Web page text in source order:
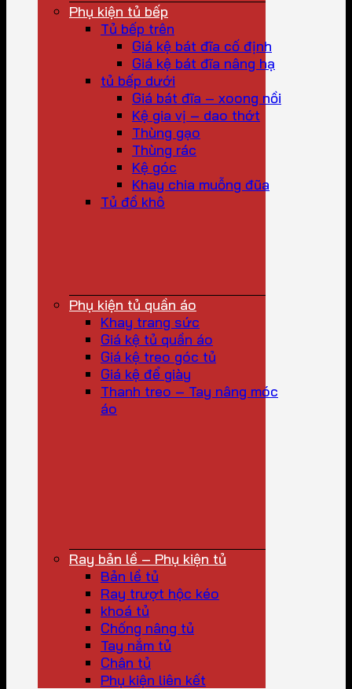
Phụ kiện tủ bếp
Tủ bếp trên
Giá kệ bát đĩa cố định
Giá kệ bát đĩa nâng hạ
tủ bếp dưới
Giá bát đĩa – xoong nồi
Kệ gia vị – dao thớt
Thùng gạo
Thùng rác
Kệ góc
Khay chia muỗng đũa
Tủ đồ khô
Phụ kiện tủ quần áo
Khay trang sức
Giá kệ tủ quần áo
Giá kệ treo góc tủ
Giá kệ để giày
Thanh treo – Tay nâng móc
áo
Ray bản lề – Phụ kiện tủ
Bản lề tủ
Ray trượt hộc kéo
khoá tủ
Chống nâng tủ
Tay nắm tủ
Chân tủ
Phụ kiện liên kết